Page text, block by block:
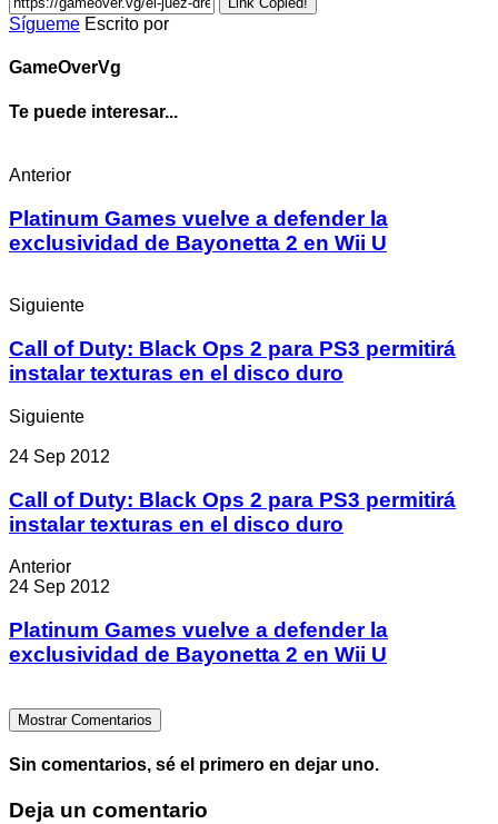
Sígueme Escrito por
GameOverVg
Te puede interesar...
Anterior
Platinum Games vuelve a defender la
exclusividad de Bayonetta 2 en Wii U
Siguiente
Call of Duty: Black Ops 2 para PS3 permitirá
instalar texturas en el disco duro
Siguiente
24 Sep 2012
Call of Duty: Black Ops 2 para PS3 permitirá
instalar texturas en el disco duro
Anterior
24 Sep 2012
Platinum Games vuelve a defender la
exclusividad de Bayonetta 2 en Wii U
Mostrar Comentarios
Sin comentarios, sé el primero en dejar uno.
Deja un comentario